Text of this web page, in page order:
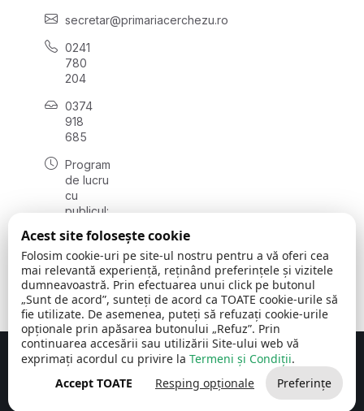
secretar@primariacerchezu.ro
0241
780
204
0374
918
685
Program
de lucru
cu
publicul:
08:00 -
16:30
, vineri:
08:00 -
14:00
Comuna Cerchezu © 2026Toate drepturile rezervate
Concept realizat de Big Media Relații Publice SRL
Acest site folosește cookie
Folosim cookie-uri pe site-ul nostru pentru a vă oferi cea
mai relevantă experiență, reținând preferințele și vizitele
dumneavoastră. Prin efectuarea unui click pe butonul
„Sunt de acord”, sunteți de acord ca TOATE cookie-urile să
fie utilizate. De asemenea, puteți să refuzați cookie-urile
opționale prin apăsarea butonului „Refuz”. Prin
continuarea accesării sau utilizării Site-ului web vă
exprimați acordul cu privire la Termeni și Condiții.
Accept TOATE
Resping opționale Preferințe